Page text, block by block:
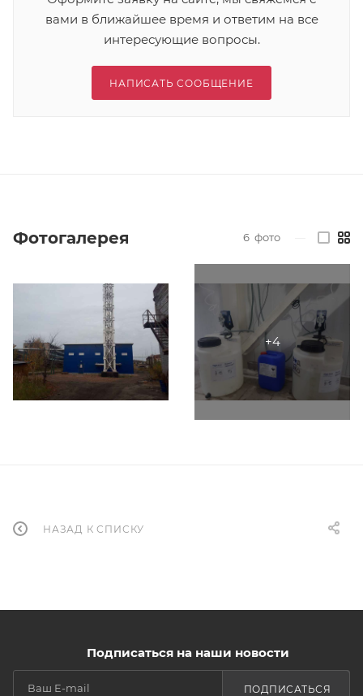
вами в ближайшее время и ответим на все
интересующие вопросы.
НАПИСАТЬ СООБЩЕНИЕ
Фотогалерея 6 фото
НАЗАД К СПИСКУ
Подписаться на наши новости
ПОДПИСАТЬСЯ